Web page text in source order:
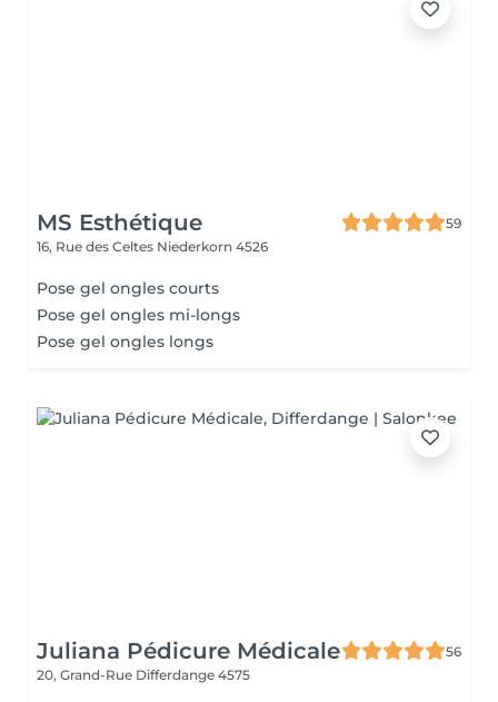
MS Esthétique
59
16, Rue des Celtes Niederkorn 4526
Pose gel ongles courts
Pose gel ongles mi-longs
Pose gel ongles longs
Juliana Pédicure Médicale
56
20, Grand-Rue Differdange 4575